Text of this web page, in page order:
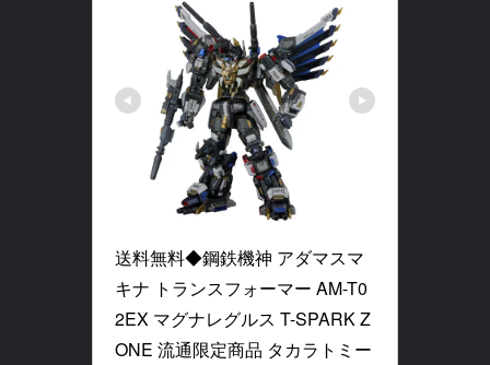
送料無料◆鋼鉄機神 アダマスマ
キナ トランスフォーマー AM-T0
2EX マグナレグルス T-SPARK Z
ONE 流通限定商品 タカラトミー